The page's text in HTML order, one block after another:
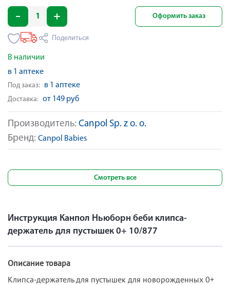
Производитель: Canpol Sp. z o. o.
Бренд: Canpol Babies
Оформить заказ
Поделиться
В наличии
в 1 аптеке
Под заказ: в 1 аптеке
Доставка: от 149 руб
Смотреть все
Инструкция Канпол Ньюборн беби клипса-
держатель для пустышек 0+ 10/877
Описание товара
Клипса-держатель для пустышек для новорожденных 0+